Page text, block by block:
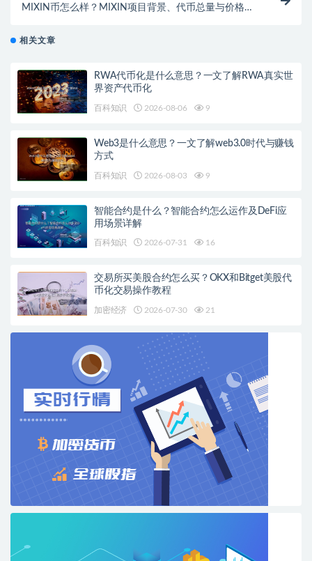
MIXIN币怎么样？MIXIN项目背景、代币总量与价格分
相关文章
RWA代币化是什么意思？一文了解RWA真实世
界资产代币化
百科知识 2026-08-06 9
Web3是什么意思？一文了解web3.0时代与赚钱
方式
百科知识 2026-08-03 9
智能合约是什么？智能合约怎么运作及DeFi应
用场景详解
百科知识 2026-07-31 16
交易所买美股合约怎么买？OKX和Bitget美股代
币化交易操作教程
加密经济 2026-07-30 21